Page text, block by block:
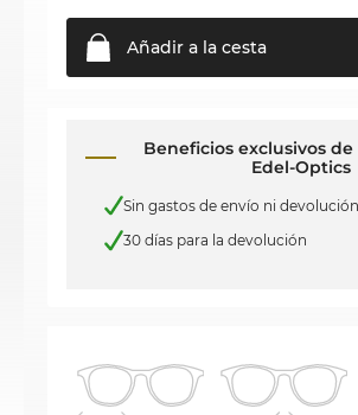
Añadir a la cesta
Beneficios exclusivos
Edel-Optics
Sin gastos de envío ni devolución
30 días para la devolución